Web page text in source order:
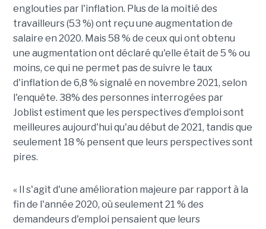
englouties par l'inflation. Plus de la moitié des
travailleurs (53 %) ont reçu une augmentation de
salaire en 2020. Mais 58 % de ceux qui ont obtenu
une augmentation ont déclaré qu'elle était de 5 % ou
moins, ce qui ne permet pas de suivre le taux
d'inflation de 6,8 % signalé en novembre 2021, selon
l'enquête. 38% des personnes interrogées par
Joblist estiment que les perspectives d'emploi sont
meilleures aujourd'hui qu'au début de 2021, tandis que
seulement 18 % pensent que leurs perspectives sont
pires.
« Il s'agit d'une amélioration majeure par rapport à la
fin de l'année 2020, où seulement 21 % des
demandeurs d'emploi pensaient que leurs